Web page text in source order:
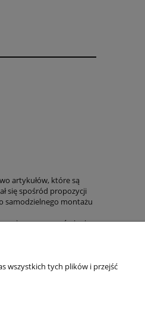
artykułów, które są
się spośród propozycji
samodzielnego montażu
przy zamówieniu
obudowy,
domowym oraz
łatwiejsze. W celu
historii zakupów.
każdy z naszych Gości i
wszystkich tych plików i przejść